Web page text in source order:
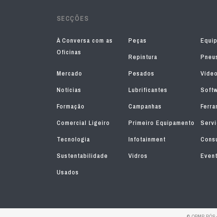
SECÇÕES
À Conversa com as
Oficinas
Peças
Repintura
Mercado
Pesados
Notícias
Lubrificantes
Formação
Campanhas
Comercial Ligeiro
Primeiro Equipamento
Tecnologia
Infotainment
Sustentabilidade
Vidros
Usados